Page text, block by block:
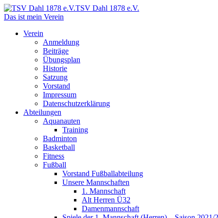
TSV Dahl 1878 e.V.
Das ist mein Verein
Verein
Anmeldung
Beiträge
Übungsplan
Historie
Satzung
Vorstand
Impressum
Datenschutzerklärung
Abteilungen
Aquanauten
Training
Badminton
Basketball
Fitness
Fußball
Vorstand Fußballabteilung
Unsere Mannschaften
1. Mannschaft
Alt Herren Ü32
Damenmannschaft